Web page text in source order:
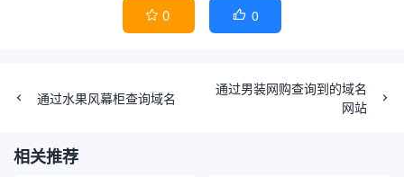
 0  0
通过水果风幕柜查询域名
通过男装网购查询到的域名
网站
相关推荐